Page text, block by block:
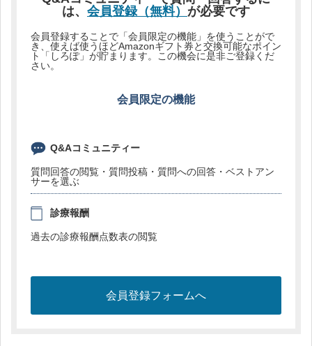
は、 会員登録（無料） が必要です
会員登録することで「会員限定の機能」を使うことがで
き、使えば使うほどAmazonギフト券と交換可能なポイン
ト「しろぽ」が貯まります。この機会に是非ご登録くだ
さい。
会員限定の機能
Q&Aコミュニティー
質問回答の閲覧・質問投稿・質問への回答・ベストアン
サーを選ぶ
診療報酬
過去の診療報酬点数表の閲覧
会員登録フォームへ